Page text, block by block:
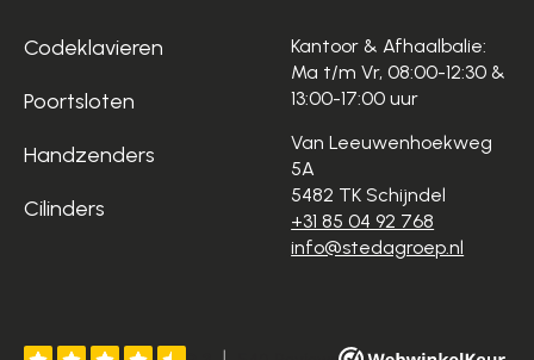
Codeklavieren
Poortsloten
Handzenders
Cilinders
Kantoor & Afhaalbalie:
Ma t/m Vr, 08:00-12:30 &
13:00-17:00 uur
Van Leeuwenhoekweg
5A
5482 TK Schijndel
+31 85 04 92 768
info@stedagroep.nl